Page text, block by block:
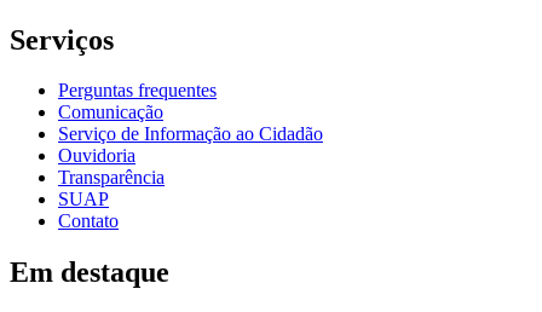
Serviços
Perguntas frequentes
Comunicação
Serviço de Informação ao Cidadão
Ouvidoria
Transparência
SUAP
Contato
Em destaque